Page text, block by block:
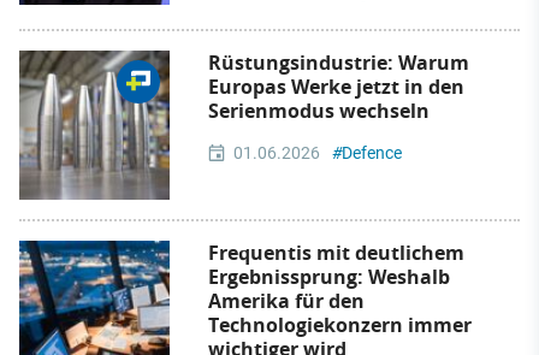
Rüstungsindustrie: Warum
Europas Werke jetzt in den
Serienmodus wechseln
01.06.2026 #Defence
Frequentis mit deutlichem
Ergebnissprung: Weshalb
Amerika für den
Technologiekonzern immer
wichtiger wird